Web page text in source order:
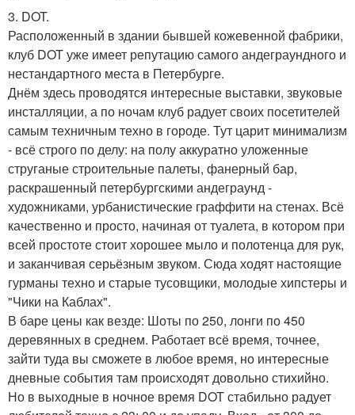
3. DOT.
Расположенный в здании бывшей кожевенной фабрики,
клуб DOT уже имеет репутацию самого андеграундного и
нестандартного места в Петербурге.
Днём здесь проводятся интересные выставки, звуковые
инсталляции, а по ночам клуб радует своих посетителей
самым техничным техно в городе. Тут царит минимализм
- всё строго по делу: на полу аккуратно уложенные
струганые строительные палеты, фанерный бар,
раскрашенный петербургскими андеграунд -
художниками, урбанистические граффити на стенах. Всё
качественно и просто, начиная от туалета, в котором при
всей простоте стоит хорошее мыло и полотенца для рук,
и заканчивая серьёзным звуком. Сюда ходят настоящие
гурманы техно и старые тусовщики, молодые хипстеры и
"Чики на Каблах".
В баре цены как везде: Шоты по 250, лонги по 450
деревянных в среднем. Работает всё время, точнее,
зайти туда вы сможете в любое время, но интересные
дневные события там происходят довольно стихийно.
Но в выходные в ночное время DOT стабильно радует